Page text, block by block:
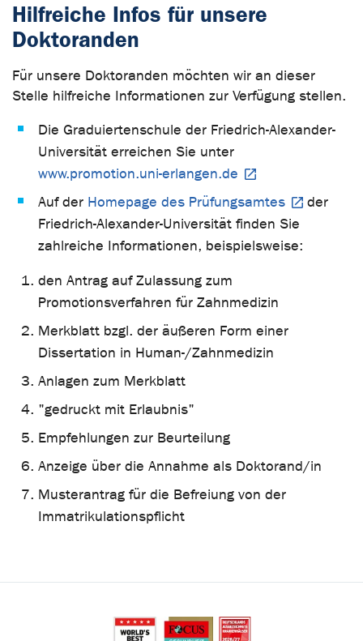
Hilfreiche Infos für unsere
Doktoranden
Für unsere Doktoranden möchten wir an dieser
Stelle hilfreiche Informationen zur Verfügung stellen.
Die Graduiertenschule der Friedrich-Alexander-
Universität erreichen Sie unter
www.promotion.uni-erlangen.de
Auf der Homepage des Prüfungsamtes
der
Friedrich-Alexander-Universität finden Sie
zahlreiche Informationen, beispielsweise:
den Antrag auf Zulassung zum
Promotionsverfahren für Zahnmedizin
Merkblatt bzgl. der äußeren Form einer
Dissertation in Human-/Zahnmedizin
Anlagen zum Merkblatt
"gedruckt mit Erlaubnis"
Empfehlungen zur Beurteilung
Anzeige über die Annahme als Doktorand/in
Musterantrag für die Befreiung von der
Immatrikulationspflicht